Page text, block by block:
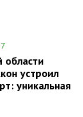
области
устроил
уникальная